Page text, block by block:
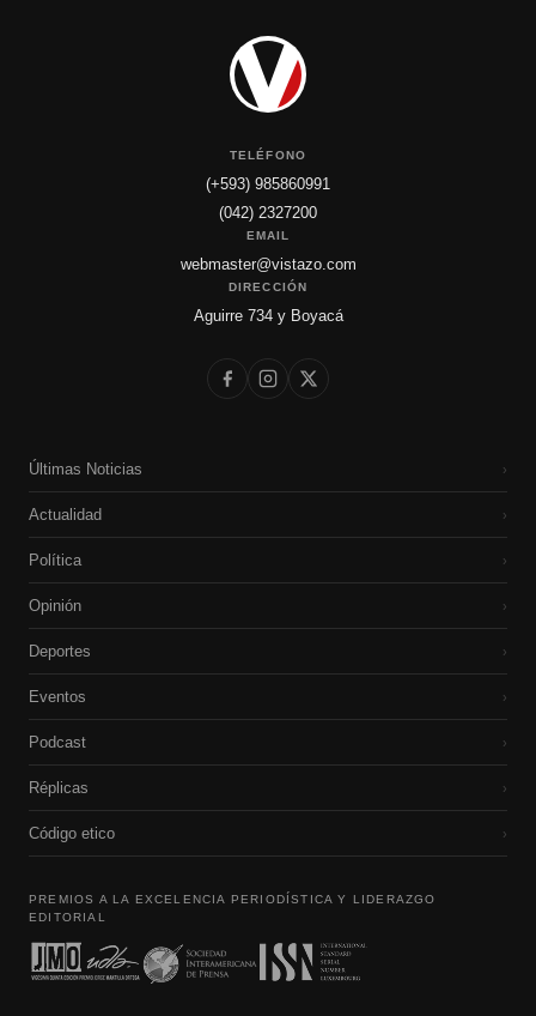
TELÉFONO
(+593) 985860991
(042) 2327200
EMAIL
webmaster@vistazo.com
DIRECCIÓN
Aguirre 734 y Boyacá
Últimas Noticias ›
Actualidad ›
Política ›
Opinión ›
Deportes ›
Eventos ›
Podcast ›
Réplicas ›
Código etico ›
PREMIOS A LA EXCELENCIA PERIODÍSTICA Y LIDERAZGO
EDITORIAL